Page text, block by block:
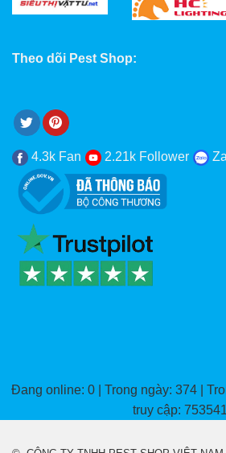
Theo dõi Pest Shop:
4.3k Fan 2.21k Follower
Đang online: 0 | Trong ngày: 374 |
truy cập: 753541